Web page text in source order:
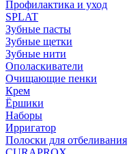
Профилактика и уход
SPLAT
Зубные пасты
Зубные щетки
Зубные нити
Ополаскиватели
Очищающие пенки
Крем
Ёршики
Наборы
Ирригатор
Полоски для отбеливания